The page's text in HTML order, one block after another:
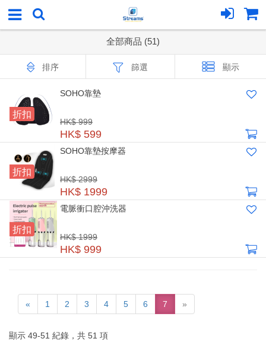
全部商品 (51)
排序 篩選 顯示
折扣
SOHO靠墊
HK$ 999
HK$ 599
折扣
SOHO靠墊按摩器
HK$ 2999
HK$ 1999
折扣
電脈衝口腔沖洗器
HK$ 1999
HK$ 999
« 1 2 3 4 5 6 7 »
顯示 49-51 紀錄，共 51 項